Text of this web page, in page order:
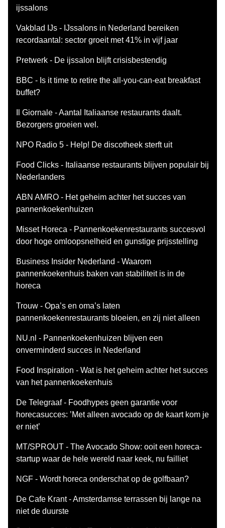
ijssalons
Vakblad IJs - IJssalons in Nederland bereiken
recordaantal: sector groeit met 41% in vijf jaar
Pretwerk - De ijssalon blijft crisisbestendig
BBC - Is it time to retire the all-you-can-eat breakfast
buffet?
Il Giornale - Aantal Italiaanse restaurants daalt.
Bezorgers groeien wel.
NPO Radio 5 - Help! De discotheek sterft uit
Food Clicks - Italiaanse restaurants blijven populair bij
Nederlanders
ABN AMRO - Het geheim achter het succes van
pannenkoekenhuizen
Misset Horeca - Pannenkoekenrestaurants succesvol
door hoge omloopsnelheid en gunstige prijsstelling
Business Insider Nederland - Waarom
pannenkoekenhuis baken van stabiliteit is in de
horeca
Trouw - Opa’s en oma’s laten
pannenkoekenrestaurants bloeien, en zij niet alleen
NU.nl - Pannenkoekenhuizen blijven een
onverminderd succes in Nederland
Food Inspiration - Wat is het geheim achter het succes
van het pannenkoekenhuis
De Telegraaf - Foodhypes geen garantie voor
horecasucces: ’Met alleen avocado op de kaart kom je
er niet’
MT/SPROUT - The Avocado Show: ooit een horeca-
startup waar de hele wereld naar keek, nu failliet
NGF - Wordt horeca onderschat op de golfbaan?
De Cafe Krant - Amsterdamse terrassen bij lange na
niet de duurste